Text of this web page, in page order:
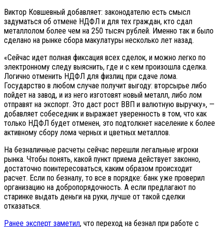
Виктор Ковшевный добавляет: законодателю есть смысл
задуматься об отмене НДФЛ и для тех граждан, кто сдал
металлолом более чем на 250 тысяч рублей. Именно так и было
сделано на рынке сбора макулатуры несколько лет назад.
«Сейчас идет полная фиксация всех сделок, и можно легко по
электронному следу выяснить, где и с кем произошла сделка.
Логично отменить НДФЛ для физлиц при сдаче лома.
Государство в любом случае получит выгоду: вторсырье либо
пойдет на завод, и из него изготовят новый металл, либо лом
отправят на экспорт. Это даст рост ВВП и валютную выручку», —
добавляет собеседник и выражает уверенность в том, что как
только НДФЛ будет отменен, это подтолкнет население к более
активному сбору лома черных и цветных металлов.
На безналичные расчеты сейчас перешли легальные игроки
рынка. Чтобы понять, какой пункт приема действует законно,
достаточно поинтересоваться, каким образом происходит
расчет. Если по безналу, то все в порядке: банк уже проверил
организацию на добропорядочность. А если предлагают по
старинке выдать деньги на руки, лучше от такой сделки
отказаться.
Ранее эксперт заметил, что переход на безнал при работе с